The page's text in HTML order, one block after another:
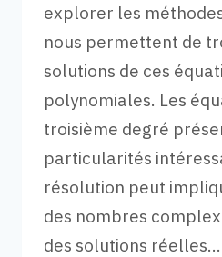
explorer les
nous permettent de
solutions de ces
polynomiales. Les
troisième degré
particularités
résolution peut
des nombres
des solutions réelles…